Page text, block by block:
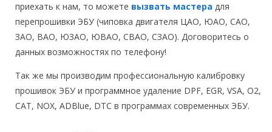
приехать к нам, то можете вызвать мастера для
перепрошивки ЭБУ (чиповка двигателя ЦАО, ЮАО, САО,
ЗАО, ВАО, ЮЗАО, ЮВАО, СВАО, СЗАО). Договоритесь о
данных возможностях по телефону!
Так же мы производим профессиональную калибровку
прошивок ЭБУ и программное удаление DPF, EGR, VSA, O2,
CAT, NOX, ADBlue, DTC в программах современных ЭБУ.